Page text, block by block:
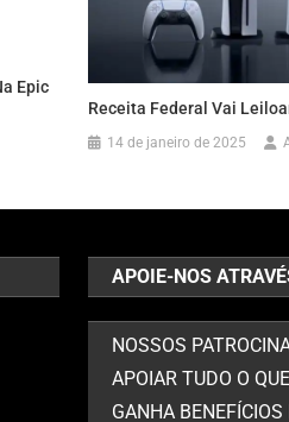
Epic
Receita Federal Vai
14 de janeiro de 2025
APOIE-NOS
NOSSOS
APOIAR TUDO O
GANHA